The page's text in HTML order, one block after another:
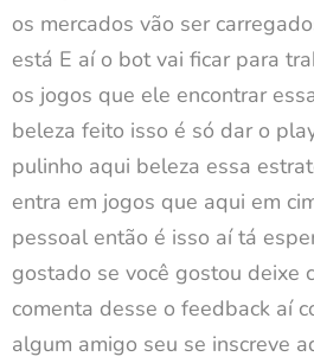
os mercados vão ser
está E aí o bot vai ficar para
os jogos que ele encontrar
beleza feito isso é só dar o
pulinho aqui beleza essa
entra em jogos que aqui em
pessoal então é isso aí tá
gostado se você gostou deixe
comenta desse o feedback aí
algum amigo seu se inscreve